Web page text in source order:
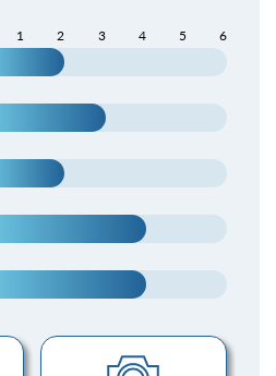
1 2 3 4 5 6